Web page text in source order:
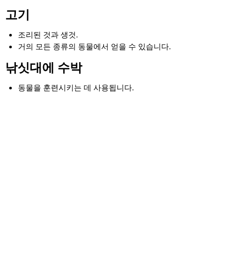
고기
조리된 것과 생것.
거의 모든 종류의 동물에서 얻을 수 있습니다.
낚싯대에 수박
동물을 훈련시키는 데 사용됩니다.